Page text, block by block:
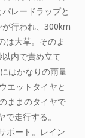
レードラップと
が行われ、300km
は大草。そのま
内で責め立て
はかなりの雨量
エットタイヤと
ままのタイヤで
で走行する。
ポート。レイン